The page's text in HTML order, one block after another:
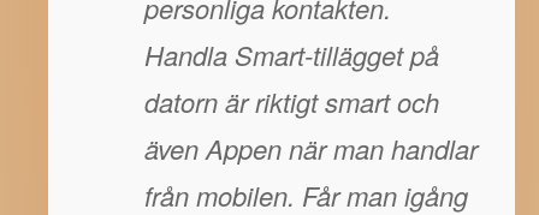
personliga kontakten.
Handla Smart-tillägget på
datorn är riktigt smart och
även Appen när man handlar
från mobilen. Får man igång